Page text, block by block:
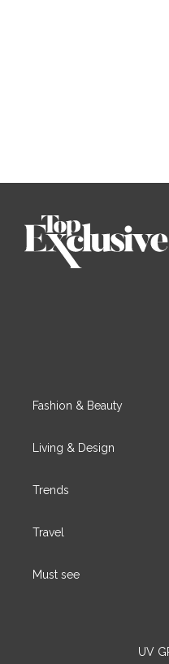
Fashion & Beauty
Living & Design
Trends
Travel
Must see
UV